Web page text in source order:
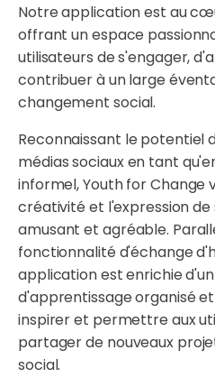
Notre application est au
offrant un espace
utilisateurs de s'engager,
contribuer à un large
changement social.
Reconnaissant le
médias sociaux en tant
informel, Youth for Change
créativité et l'expression de
amusant et agréable.
fonctionnalité d'échange
application est enrichie
d'apprentissage organisé
inspirer et permettre aux
partager de nouveaux
social.